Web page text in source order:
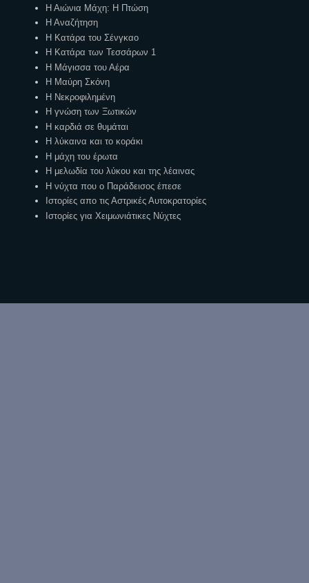
Η Αιώνια Μάχη: Η Πτώση
Η Αναζήτηση
Η Κατάρα του Σένγκαο
Η Κατάρα των Τεσσάρων 1
Η Μάγισσα του Αέρα
Η Μαύρη Σκόνη
Η Νεκροφιλημένη
Η γνώση των Ξωτικών
Η καρδιά σε θυμάται
Η λύκαινα και το κοράκι
Η μάχη του έρωτα
Η μελωδία του λύκου και της λέαινας
Η νύχτα που ο Παράδεισος έπεσε
Ιστορίες απο τις Αστρικές Αυτοκρατορίες
Ιστορίες για Χειμωνιάτικες Νύχτες